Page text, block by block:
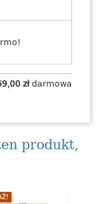
złdarmowa
produkt,